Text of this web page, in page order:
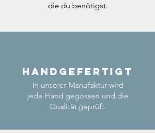
die du benötigst.
Handgefertigt
In unserer Manufaktur wird
jede Hand gegossen und die
Qualität geprüft.